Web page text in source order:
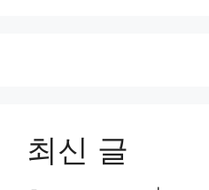
최신 글